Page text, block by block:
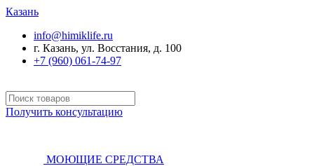
Казань
info@himiklife.ru
г. Казань, ул. Восстания, д. 100
+7 (960) 061-74-97
Получить консультацию
МОЮЩИЕ СРЕДСТВА